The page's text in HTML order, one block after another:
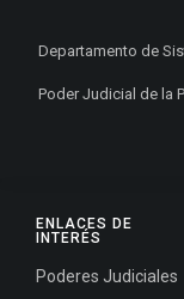
ENLACES DE
INTERÉS
Poderes Judiciales
Departamento de
Poder Judicial de la